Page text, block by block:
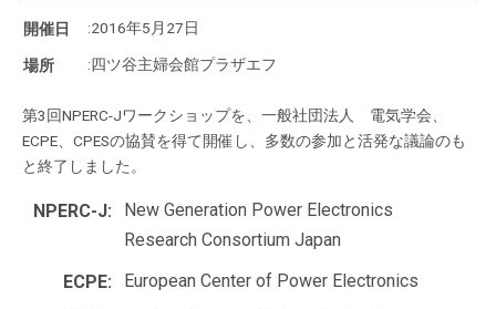
開催日 :2016年5月27日
場所 :四ツ谷主婦会館プラザエフ
第3回NPERC-Jワークショップを、一般社団法人 電気学会、
ECPE、CPESの協賛を得て開催し、多数の参加と活発な議論のも
と終了しました。
NPERC-J:
New Generation Power Electronics
Research Consortium Japan
ECPE:
European Center of Power Electronics